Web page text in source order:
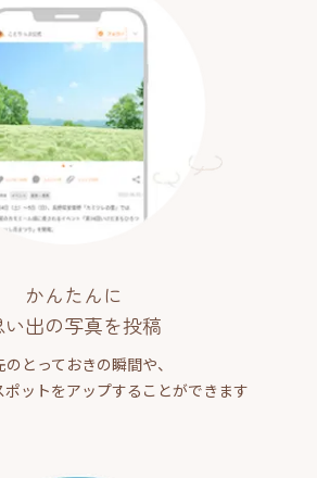
かんたんに
い出の写真を投稿
のとっておきの瞬間や、
ポットをアップすることができます